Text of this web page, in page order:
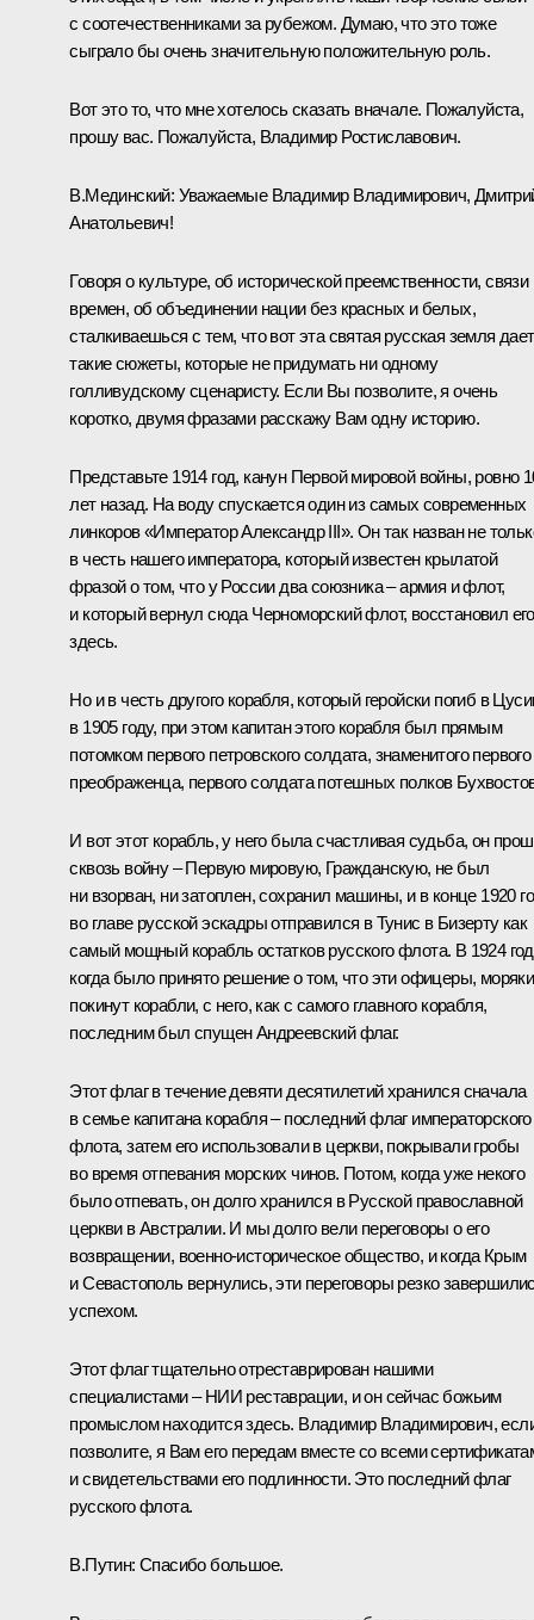
с соотечественниками за рубежом. Думаю, что это тоже
сыграло бы очень значительную положительную роль.
Вот это то, что мне хотелось сказать вначале. Пожалуйста,
прошу вас. Пожалуйста, Владимир Ростиславович.
В.Мединский: Уважаемые Владимир Владимирович,
Анатольевич!
Говоря о культуре, об исторической преемственности, связи
времен, об объединении нации без красных и белых,
сталкиваешься с тем, что вот эта святая русская земля дает
такие сюжеты, которые не придумать ни одному
голливудскому сценаристу. Если Вы позволите, я очень
коротко, двумя фразами расскажу Вам одну историю.
Представьте 1914 год, канун Первой мировой войны, ровно
лет назад. На воду спускается один из самых современных
линкоров «Император Александр III». Он так назван не
в честь нашего императора, который известен крылатой
фразой о том, что у России два союзника – армия и флот,
и который вернул сюда Черноморский флот, восстановил его
здесь.
Но и в честь другого корабля, который геройски погиб в
в 1905 году, при этом капитан этого корабля был прямым
потомком первого петровского солдата, знаменитого первого
преображенца, первого солдата потешных полков
И вот этот корабль, у него была счастливая судьба, он
сквозь войну – Первую мировую, Гражданскую, не был
ни взорван, ни затоплен, сохранил машины, и в конце 1920
во главе русской эскадры отправился в Тунис в Бизерту как
самый мощный корабль остатков русского флота. В 1924
когда было принято решение о том, что эти офицеры, моряки
покинут корабли, с него, как с самого главного корабля,
последним был спущен Андреевский флаг.
Этот флаг в течение девяти десятилетий хранился сначала
в семье капитана корабля – последний флаг императорского
флота, затем его использовали в церкви, покрывали гробы
во время отпевания морских чинов. Потом, когда уже некого
было отпевать, он долго хранился в Русской православной
церкви в Австралии. И мы долго вели переговоры о его
возвращении, военно-историческое общество, и когда Крым
и Севастополь вернулись, эти переговоры резко
успехом.
Этот флаг тщательно отреставрирован нашими
специалистами – НИИ реставрации, и он сейчас божьим
промыслом находится здесь. Владимир Владимирович,
позволите, я Вам его передам вместе со всеми
и свидетельствами его подлинности. Это последний флаг
русского флота.
В.Путин: Спасибо большое.